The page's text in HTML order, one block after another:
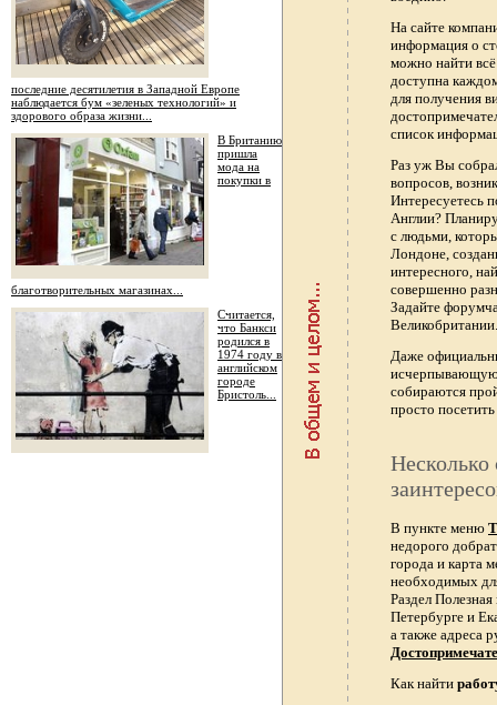
последние десятилетия в Западной Европе
наблюдается бум «зеленых технологий» и
здорового образа жизни...
В Британию
пришла
мода на
покупки в
благотворительных магазинах...
Считается,
что Банкси
родился в
1974 году в
английском
городе
Бристоль...
На сайте
информация о
можно найти
доступна
для получения
список
Раз уж Вы
вопросов,
Интересуетесь
Англии?
с людьми,
Лондоне,
интересного,
совершенно
Задайте
Даже
исчерпывающую
собираются
просто
Несколько
В пункте меню
недорого
города и карта
необходимых
Раздел
Петербурге и
а также адреса
Как найти